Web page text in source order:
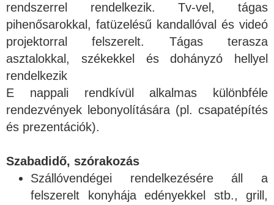
rendszerrel rendelkezik. Tv-vel, tágas
pihenősarokkal, fatüzelésű kandallóval és videó
projektorral felszerelt. Tágas terasza
asztalokkal, székekkel és dohányzó hellyel
rendelkezik
E nappali rendkívül alkalmas különbféle
rendezvények lebonyolítására (pl. csapatépítés
és prezentációk).
Szabadidő, szórakozás
Szállóvendégei rendelkezésére áll a
felszerelt konyhája edényekkel stb., grill,